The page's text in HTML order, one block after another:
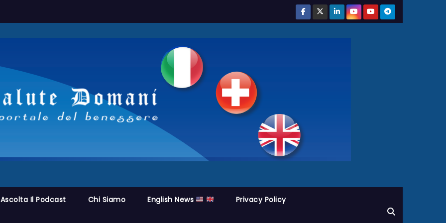
Ascolta Il Podcast Chi Siamo English News Privacy Policy